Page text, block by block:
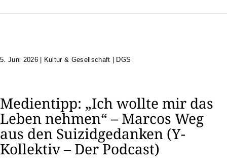
5. Juni 2026| Kultur & Gesellschaft | DGS
Medientipp: „Ich wollte mir das
Leben nehmen“ – Marcos Weg
aus den Suizidgedanken (Y-
Kollektiv – Der Podcast)